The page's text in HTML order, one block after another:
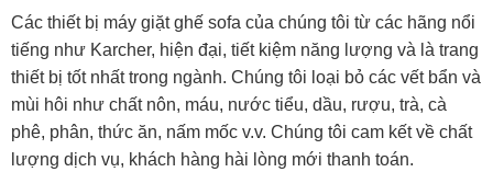
Các thiết bị máy giặt ghế sofa của chúng tôi từ các hãng nổi
tiếng như Karcher, hiện đại, tiết kiệm năng lượng và là trang
thiết bị tốt nhất trong ngành. Chúng tôi loại bỏ các vết bẩn và
mùi hôi như chất nôn, máu, nước tiểu, dầu, rượu, trà, cà
phê, phân, thức ăn, nấm mốc v.v. Chúng tôi cam kết về chất
lượng dịch vụ, khách hàng hài lòng mới thanh toán.